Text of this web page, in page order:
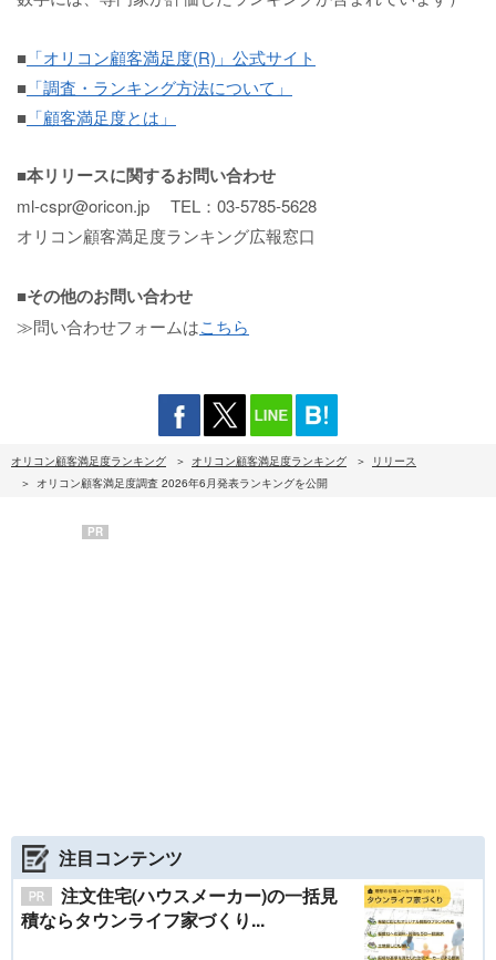
■ 「オリコン顧客満足度(R)」公式サイト
■ 「調査・ランキング方法について」
■ 「顧客満足度とは」
■本リリースに関するお問い合わせ
ml-cspr@oricon.jp TEL：03-5785-5628
オリコン顧客満足度ランキング広報窓口
■その他のお問い合わせ
≫問い合わせフォームはこちら
オリコン顧客満足度ランキング オリコン顧客満足度ランキング
リリース
オリコン顧客満足度調査 2026年6月発表ランキングを公開
PR
注目コンテンツ
注文住宅(ハウスメーカー)の一括見
積ならタウンライフ家づくり...